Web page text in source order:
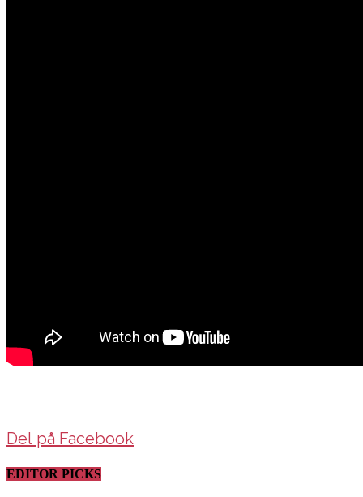
Del på Facebook
EDITOR PICKS